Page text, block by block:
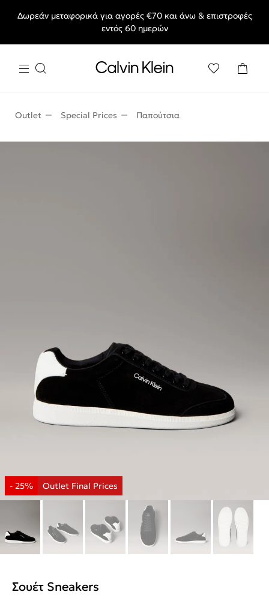
End of Season Sale: Αγαπημένα styles, στις τιμές που θες.
Δωρεάν μεταφορικά για αγορές €70 και άνω & επιστροφές
εντός 60 ημερών
Outlet Special Prices Παπούτσια
Σουέτ Sneakers